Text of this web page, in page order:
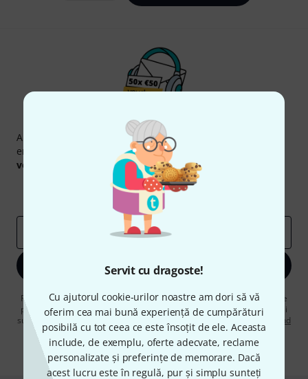
Servit cu dragoste!
Cu ajutorul cookie-urilor noastre am dori să vă
oferim cea mai bună experiență de cumpărături
posibilă cu tot ceea ce este însoțit de ele. Aceasta
include, de exemplu, oferte adecvate, reclame
personalizate și preferințe de memorare. Dacă
acest lucru este în regulă, pur și simplu sunteți
Newsletter Thomann
Abonați-vă la buletinul informativ Thomann în limba
engleză și, cu puțin noroc, puteți câștiga unul dintre
voucherele
în valoare de50 €fiecare!
Contribuții inspiraționale
Perspectivele Thomann
Înscrie-te acum
Făcând clic pe „Înscrie-te acum”, sunteți de acord să primiți publicitate
prin e-mail. Vă puteți dezabona în orice moment. Puteți găsi informații
suplimentare despre buletinul informativ în regulamentul nostru privind
protecția datelor.
* Necesar